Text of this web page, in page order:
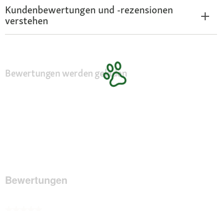
Kundenbewertungen und -rezensionen
verstehen
Bewertungen werden geladen
Bewertungen